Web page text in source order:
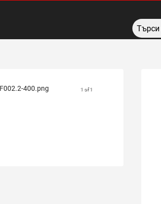
1 of 1